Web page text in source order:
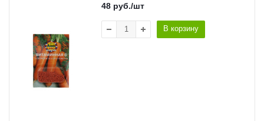
48 руб./шт
В корзину